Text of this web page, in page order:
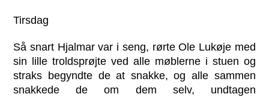
Tirsdag
Så snart Hjalmar var i seng, rørte Ole Lukøje med
sin lille troldsprøjte ved alle møblerne i stuen og
straks begyndte de at snakke, og alle sammen
snakkede de om dem selv, undtagen